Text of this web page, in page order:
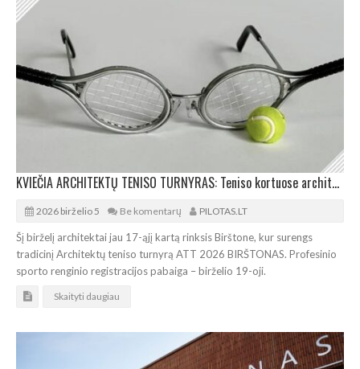
KVIEČIA ARCHITEKTŲ TENISO TURNYRAS: Teniso kortuose architektai varžysis jau 17-ąjį kartą
2026 birželio 5 Be komentarų PILOTAS.LT
Šį birželį architektai jau 17-ąjį kartą rinksis Birštone, kur surengs
tradicinį Architektų teniso turnyrą ATT 2026 BIRŠTONAS. Profesinio
sporto renginio registracijos pabaiga – birželio 19-oji.
Skaityti daugiau